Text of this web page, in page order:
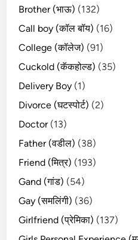
Brother (भाऊ) (132)
Call boy (कॉल बॉय) (16)
College (कॉलेज) (91)
Cuckold (कॅकहोल्ड) (35)
Delivery Boy (1)
Divorce (घटस्पोर्ट) (2)
Doctor(13)
Father (वडील) (38)
Friend (मित्र) (193)
Gand (गांड) (54)
Gay (समलिंगी) (36)
Girlfriend (प्रेमिका) (137)